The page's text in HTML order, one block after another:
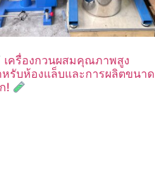
เครื่องกวนผสมคุณภาพสูง
หรับห้องแล็บและการผลิตขนาด
!